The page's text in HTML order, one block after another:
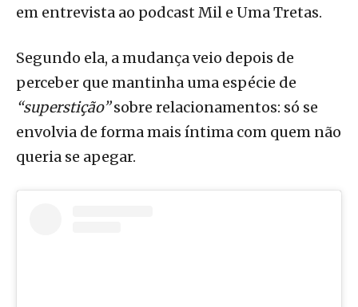
em entrevista ao podcast Mil e Uma Tretas.
Segundo ela, a mudança veio depois de
perceber que mantinha uma espécie de
“superstição”sobre relacionamentos: só se
envolvia de forma mais íntima com quem não
queria se apegar.